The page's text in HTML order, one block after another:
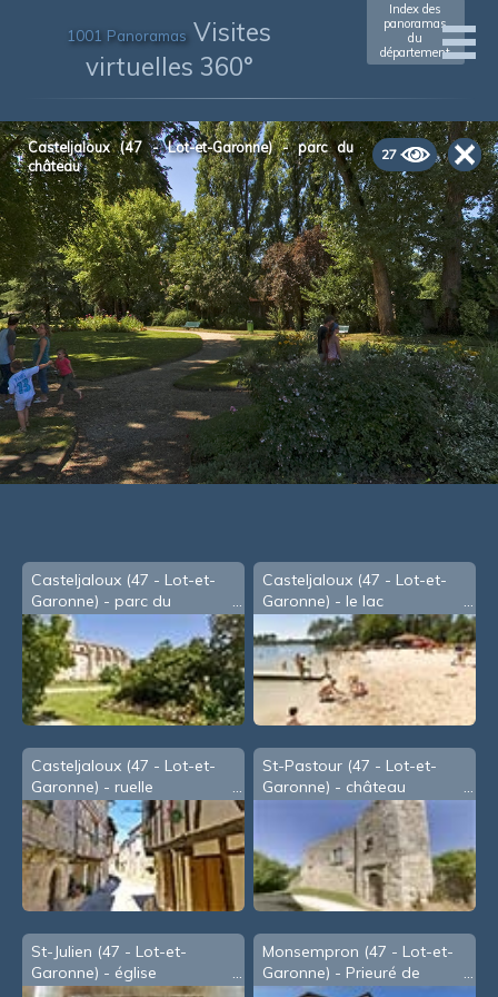
1001 Panoramas Visites
virtuelles 360°
Index des
panoramas
du
département
27
Casteljaloux (47 - Lot-et-Garonne) - parc du
château
Casteljaloux (47 - Lot-et-
Garonne) - parc du
château
Casteljaloux (47 - Lot-et-
Garonne) - le lac
Casteljaloux (47 - Lot-et-
Garonne) - ruelle
St-Pastour (47 - Lot-et-
Garonne) - château
St-Julien (47 - Lot-et-
Garonne) - église
Monsempron (47 - Lot-et-
Garonne) - Prieuré de